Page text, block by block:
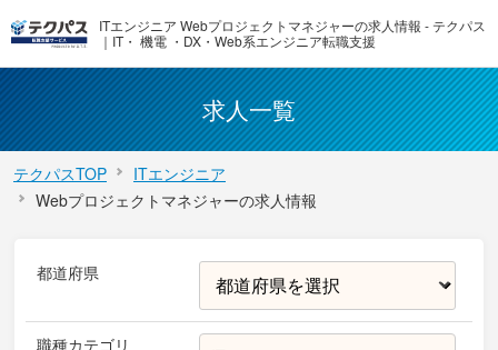
ITエンジニア Webプロジェクトマネジャーの求人情報 - テクパス
｜IT・ 機電 ・DX・Web系エンジニア転職支援
求人一覧
テクパスTOP
ITエンジニア
Webプロジェクトマネジャーの求人情報
都道府県
職種カテゴリ